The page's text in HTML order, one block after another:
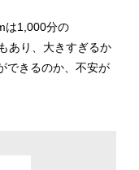
は1,000分の
あり、大きすぎるか
できるのか、不安が